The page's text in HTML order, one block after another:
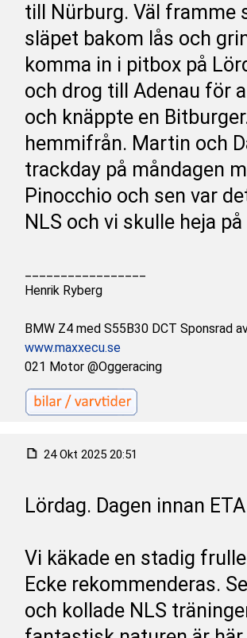
till Nürburg. Väl framme
släpet bakom lås och
komma in i pitbox på
och drog till Adenau för
och knäppte en
hemmifrån. Martin och
trackday på måndagen
Pinocchio och sen var
NLS och vi skulle heja
Henrik Ryberg
BMW Z4 med S55B30 DCT Sponsrad
www.maxxecu.se
021 Motor @Oggeracing
24 Okt 2025 20:51
Lördag. Dagen innan
Vi käkade en stadig
Ecke rekommenderas.
och kollade NLS